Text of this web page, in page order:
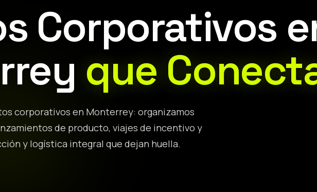
Corporativos
que
corporativos en Monterrey: organizamos
de producto, viajes de incentivo y
y logística integral que dejan huella.